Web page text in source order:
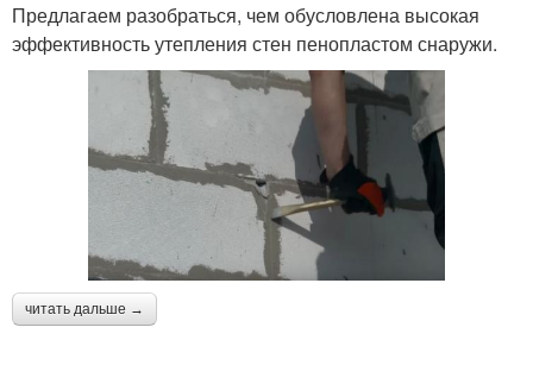
Предлагаем разобраться, чем обусловлена высокая
эффективность утепления стен пенопластом снаружи.
читать дальше →